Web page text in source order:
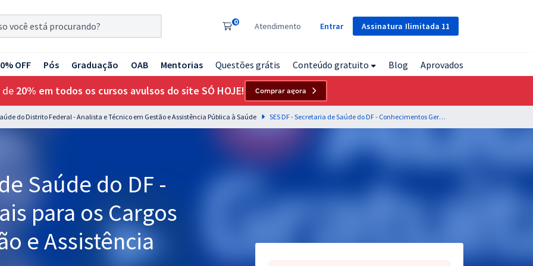
Assinatura Ilimitada 11
0 Atendimento Entrar
OFF Pós Graduação OAB Mentorias Questões grátis Conteúdo gratuito Blog Aprovados
de 20% em todos os cursos avulsos do site SÓ HOJE! Comprar agora
do Distrito Federal - Analista e Técnico em Gestão e Assistência Pública à Saúde SES DF - Secretaria de Saúde do DF - Conhecimentos Gerais para os Cargos de Analista em Gestão e Assistência Pública à Saúde
Saúde do DF -
para os Cargos
e Assistência